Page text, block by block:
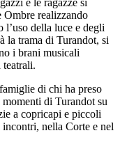
e le ragazze si
Ombre realizzando
l’uso della luce e degli
la trama di Turandot, si
i brani musicali
teatrali.
di chi ha preso
di Turandot su
a copricapi e piccoli
nella Corte e nel